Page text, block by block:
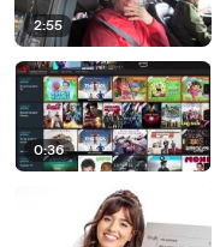
2:55
0:36